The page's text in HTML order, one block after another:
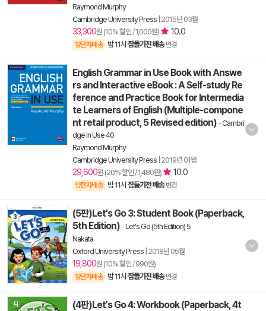
Raymond Murphy
Cambridge University Press 2015년 03월
33,300원 (10% 할인 / 1,000원) 10.0
양탄자배송 밤 11시 잠들기전 배송 변경
English Grammar in Use Book with Answe
rs and Interactive eBook : A Self-study Re
ference and Practice Book for Intermedia
te Learners of English (Multiple-compone
nt retail product, 5 Revised edition) -Cambri
dge In Use 40
Raymond Murphy
Cambridge University Press 2019년 01월
29,600원 (20% 할인 / 1,480원) 10.0
양탄자배송 밤 11시 잠들기전 배송 변경
(5판)Let's Go 3: Student Book (Paperback,
5th Edition) -Let's Go (5th Edition) 5
Nakata
Oxford University Press 2018년 05월
19,800원 (10% 할인 / 990원)
양탄자배송 밤 11시 잠들기전 배송 변경
(4판)Let's Go 4: Workbook (Paperback, 4t